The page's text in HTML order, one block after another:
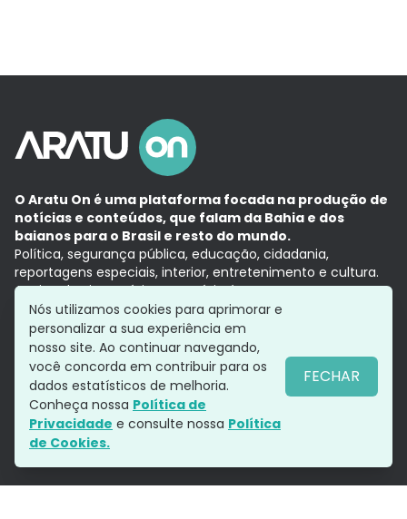
O Aratu On é uma plataforma focada na produção de
notícias e conteúdos, que falam da Bahia e dos
baianos para o Brasil e resto do mundo.
Política, segurança pública, educação, cidadania,
reportagens especiais, interior, entretenimento e cultura.
Aqui, tudo vira notícia e a notícia é no tempo presente,
com a credibilidade do Grupo Aratu.
Grupo Aratu
Política de privacidade
Siga-nos
Nós utilizamos cookies para aprimorar e
personalizar a sua experiência em
nosso site. Ao continuar navegando,
você concorda em contribuir para os
dados estatísticos de melhoria.
Conheça nossa Política de
Privacidade e consulte nossa Política
de Cookies.
FECHAR